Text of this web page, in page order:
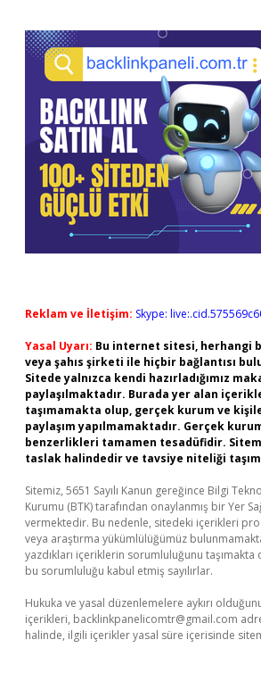
Reklam ve İletişim: Skype:
Yasal Uyarı: Bu internet sitesi, herhangi
veya şahıs şirketi ile hiçbir bağlantısı
Sitede yalnızca kendi hazırladığımız
paylaşılmaktadır. Burada yer alan
taşımamakta olup, gerçek kurum ve
paylaşım yapılmamaktadır. Gerçek
benzerlikleri tamamen tesadüfidir.
taslak halindedir ve tavsiye niteliği
Sitemiz, 5651 Sayılı Kanun gereğince Bilgi
Kurumu (BTK) tarafından onaylanmış bir Yer
vermektedir. Bu nedenle, sitedeki içerikleri
veya araştırma yükümlülüğümüz
yazdıkları içeriklerin sorumluluğunu
bu sorumluluğu kabul etmiş sayılırlar.
Hukuka ve yasal düzenlemelere aykırı
içerikleri, backlinkpanelicomtr@gmail.com
halinde, ilgili içerikler yasal süre içerisinde